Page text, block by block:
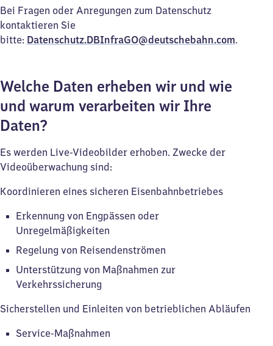
Bei Fragen oder Anregungen zum Datenschutz
kontaktieren Sie
bitte: Datenschutz.DBInfraGO@deutschebahn.com.
Welche Daten erheben wir und wie
und warum verarbeiten wir Ihre
Daten?
Es werden Live-Videobilder erhoben. Zwecke der
Videoüberwachung sind:
Koordinieren eines sicheren Eisenbahnbetriebes
Erkennung von Engpässen oder
Unregelmäßigkeiten
Regelung von Reisendenströmen
Unterstützung von Maßnahmen zur
Verkehrssicherung
Sicherstellen und Einleiten von betrieblichen Abläufen
Service-Maßnahmen